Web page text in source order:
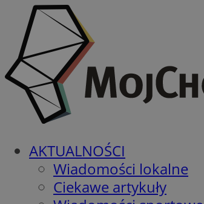
AKTUALNOŚCI
Wiadomości lokalne
Ciekawe artykuły